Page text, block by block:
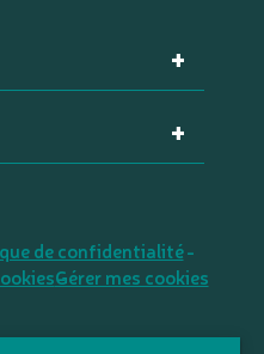
de confidentialité
Gérer mes cookies